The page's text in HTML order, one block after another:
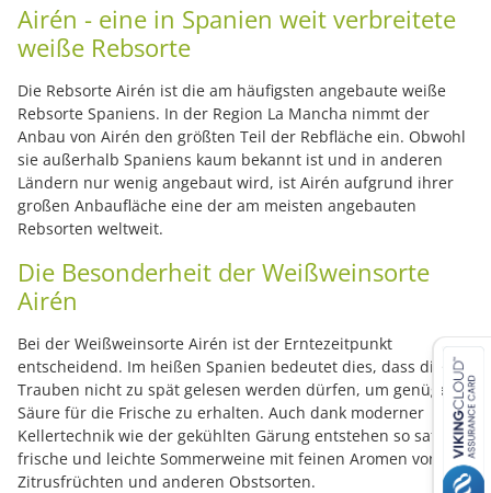
Airén - eine in Spanien weit verbreitete
weiße Rebsorte
Die Rebsorte Airén ist die am häufigsten angebaute weiße
Rebsorte Spaniens. In der Region La Mancha nimmt der
Anbau von Airén den größten Teil der Rebfläche ein. Obwohl
sie außerhalb Spaniens kaum bekannt ist und in anderen
Ländern nur wenig angebaut wird, ist Airén aufgrund ihrer
großen Anbaufläche eine der am meisten angebauten
Rebsorten weltweit.
Die Besonderheit der Weißweinsorte
Airén
Bei der Weißweinsorte Airén ist der Erntezeitpunkt
entscheidend. Im heißen Spanien bedeutet dies, dass die
Trauben nicht zu spät gelesen werden dürfen, um genügend
Säure für die Frische zu erhalten. Auch dank moderner
Kellertechnik wie der gekühlten Gärung entstehen so saftige,
frische und leichte Sommerweine mit feinen Aromen von
Zitrusfrüchten und anderen Obstsorten.